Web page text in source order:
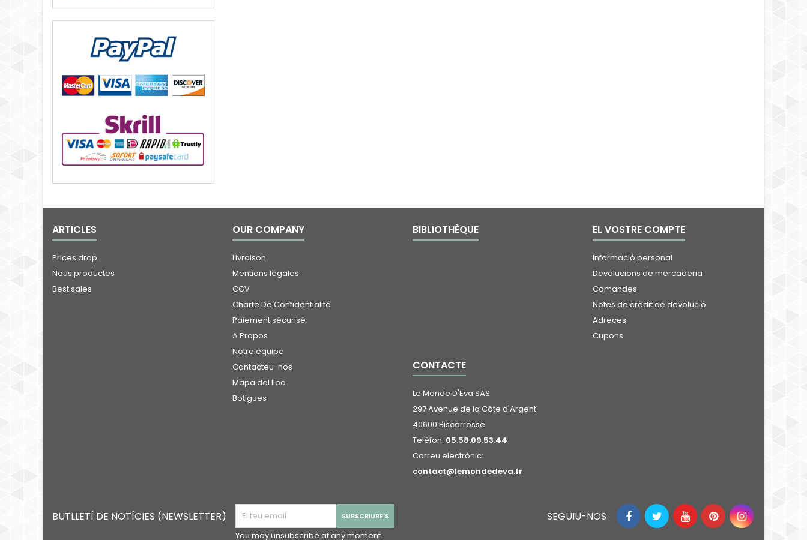
ARTICLES
Prices drop
Nous productes
Best sales
OUR COMPANY
Livraison
Mentions légales
CGV
Charte De Confidentialité
Paiement sécurisé
A Propos
Notre équipe
Contacteu-nos
Mapa del lloc
Botigues
BIBLIOTHÈQUE EL VOSTRE COMPTE
Informació personal
Devolucions de mercaderia
Comandes
Notes de crèdit de devolució
Adreces
Cupons
CONTACTE
Le Monde D'Eva SAS
297 Avenue de la Côte d'Argent
40600 Biscarrosse
Telèfon: 05.58.09.53.44
Correu electrònic:
contact@lemondedeva.fr
BUTLLETÍ DE NOTÍCIES (NEWSLETTER)
You may unsubscribe at any moment.
SEGUIU-NOS